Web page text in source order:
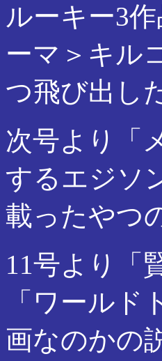
ルーキー3
ーマ＞キル
つ飛び出し
次号より「
するエジソ
載ったやつ
11号より「
「ワール
画なのかの